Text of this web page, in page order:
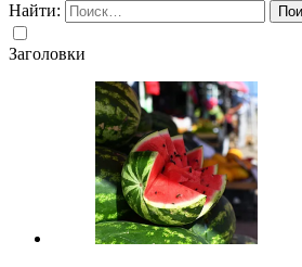
Найти:
Заголовки